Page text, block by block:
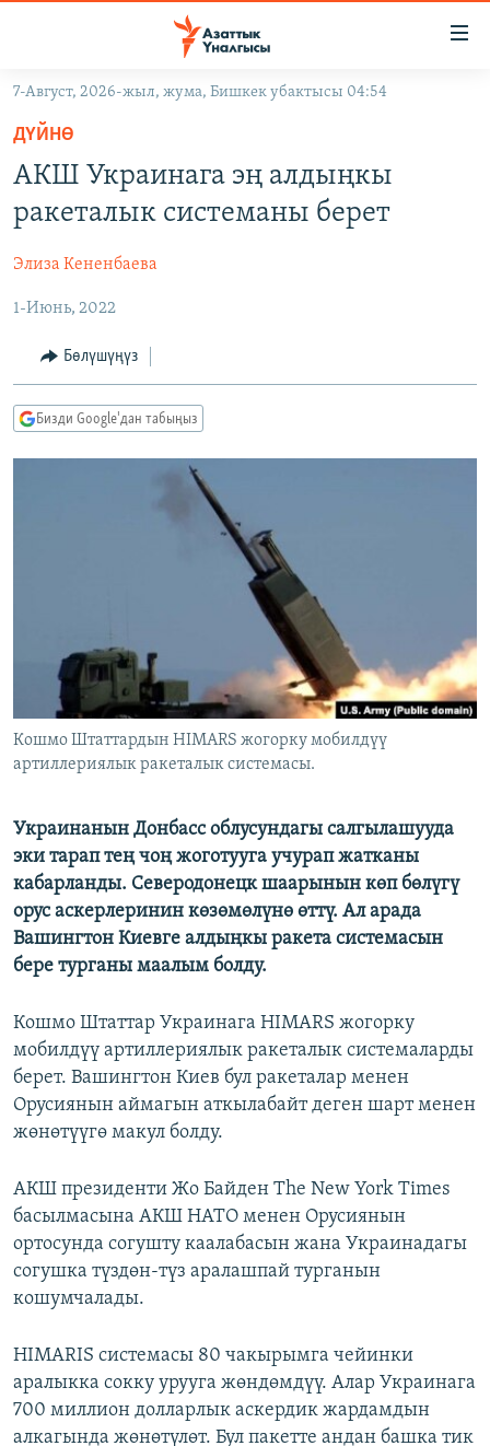
Навигацияга
өтүңүз
Издөөгө
салыңыз
ЖАҢЫЛЫКТАР
КЫРГЫЗСТАН
ЭКОНОМИКА
МАДАНИЯТ
БОРБОР АЗИЯ
УКРАИНА
АТАЙЫН ИЛИКТӨӨ
ТВ ПРОГРАММАЛАР
БҮГҮН АЗАТТЫКТА
БИЗ ЖАНА ДҮЙНӨ
ПОДКАСТ
ӨЗГӨЧӨ ПИКИР
ЭЕ/АРнун бардык сайттары
7-Август, 2026-жыл, жума, Бишкек убактысы 04:54
ДҮЙНӨ
АКШ Украинага эң алдыңкы
ракеталык системаны берет
Элиза Кененбаева
1-Июнь, 2022
Бөлүшүңүз
Бизди Google'дан табыңыз
Кошмо Штаттардын HIMARS жогорку мобилдүү
артиллериялык ракеталык системасы.
Украинанын Донбасс облусундагы салгылашууда
эки тарап тең чоң жоготууга учурап жатканы
кабарланды. Северодонецк шаарынын көп бөлүгү
орус аскерлеринин көзөмөлүнө өттү. Ал арада
Вашингтон Киевге алдыңкы ракета системасын
бере турганы маалым болду.
Кошмо Штаттар Украинага HIMARS жогорку
мобилдүү артиллериялык ракеталык системаларды
берет. Вашингтон Киев бул ракеталар менен
Орусиянын аймагын аткылабайт деген шарт менен
жөнөтүүгө макул болду.
АКШ президенти Жо Байден The New York Times
басылмасына АКШ НАТО менен Орусиянын
ортосунда согушту каалабасын жана Украинадагы
согушка түздөн-түз аралашпай турганын
кошумчалады.
HIMARIS системасы 80 чакырымга чейинки
аралыкка сокку урууга жөндөмдүү. Алар Украинага
700 миллион долларлык аскердик жардамдын
алкагында жөнөтүлөт. Бул пакетте андан башка тик